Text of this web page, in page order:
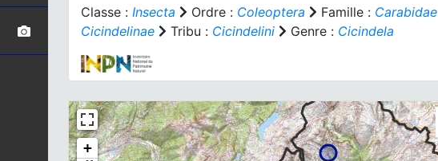
Classe : Insecta Ordre : Coleoptera Famille : Carabidae
Cicindelinae
Tribu : Cicindelini Genre : Cicindela
+